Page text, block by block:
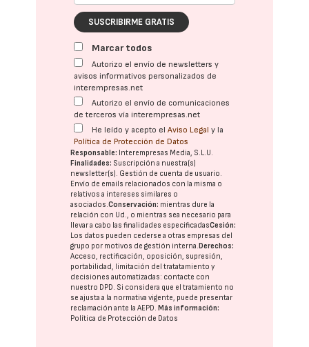
SUSCRIBIRME GRATIS
Marcar todos
Autorizo el envío de newsletters y
avisos informativos personalizados de
interempresas.net
Autorizo el envío de comunicaciones
de terceros vía interempresas.net
He leído y acepto elAviso Legal y la
Política de Protección de Datos
Responsable: Interempresas Media, S.L.U.
Finalidades: Suscripción a nuestra(s)
newsletter(s). Gestión de cuenta de usuario.
Envío de emails relacionados con la misma o
relativos a intereses similares o
asociados.Conservación: mientras dure la
relación con Ud., o mientras sea necesario para
llevar a cabo las finalidades especificadasCesión:
Los datos pueden cederse a otras empresas del
grupo por motivos de gestión interna. Derechos:
Acceso, rectificación, oposición, supresión,
portabilidad, limitación del tratatamiento y
decisiones automatizadas: contacte con
nuestro DPD. Si considera que el tratamiento no
se ajusta a la normativa vigente, puede presentar
reclamación ante laAEPD. Más información:
Política de Protección de Datos